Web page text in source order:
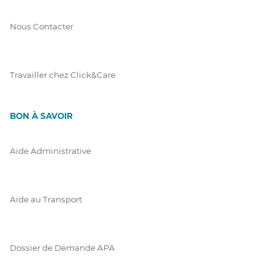
Nous Contacter
Travailler chez Click&Care
BON À SAVOIR
Aide Administrative
Aide au Transport
Dossier de Demande APA